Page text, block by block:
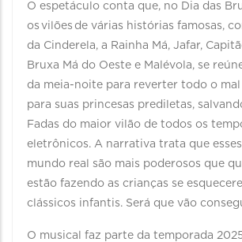
O espetáculo conta que, no Dia das
os vilões de várias histórias famosas,
da Cinderela, a Rainha Má, Jafar,
Bruxa Má do Oeste e Malévola, se
da meia-noite para reverter todo o
para suas princesas prediletas,
Fadas do maior vilão de todos os
eletrônicos. A narrativa trata que
mundo real são mais poderosos que
estão fazendo as crianças se
clássicos infantis. Será que vão
O musical faz parte da temporada